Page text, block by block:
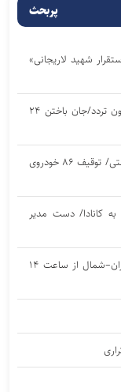
پربحث
شهید لاریجانی»
پایان طرح ترافیکی اربعین پلیس با ثبت ۶۷ میلیون تردد/جان باختن ۲۴
تهاتر ۱۶۷۳ میلیارد تومان از اموال شرکت‌های تراستی/ توقیف ۸۶ خودروی
کانادا/ دست مدیر
انسداد مسیر جنوب به شمال چالوس و آزادراه تهران–شمال از ساعت ۱۴